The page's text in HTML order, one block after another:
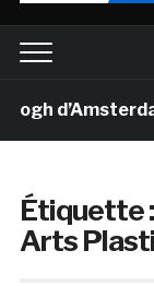
d’Amsterdam
Étiquette :
Arts